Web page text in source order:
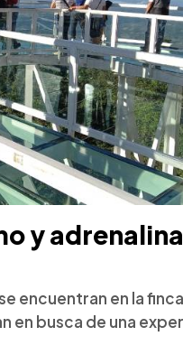
y
encuentran en la
en busca de una